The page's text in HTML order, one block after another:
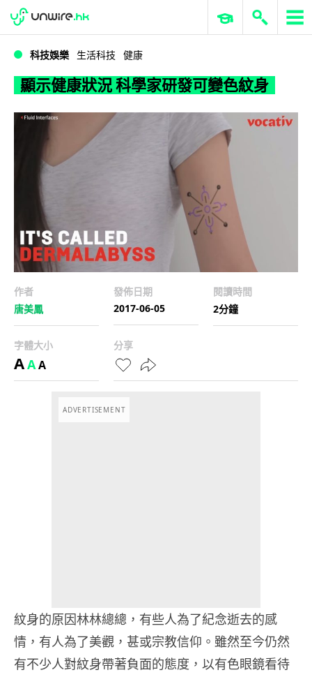
顯示健康狀況 科學家研發可變色紋身
WWDC 2026 ERP 與商業 AI
科技娛樂 生活科技 健康
顯示健康狀況 科學家研發可變色紋身
作者
唐美鳳
發佈日期
2017-06-05
閱讀時間
2分鐘
字體大小
AAA
分享
ADVERTISEMENT
紋身的原因林林總總，有些人為了紀念逝去的感
情，有人為了美觀，甚或宗教信仰。雖然至今仍然
有不少人對紋身帶著負面的態度，以有色眼鏡看待